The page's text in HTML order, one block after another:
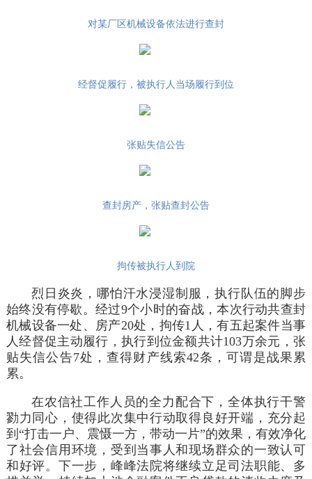
对某厂区机械设备依法进行查封
经督促履行，被执行人当场履行到位
张贴失信公告
查封房产，张贴查封公告
拘传被执行人到院
烈日炎炎，哪怕汗水浸湿制服，执行队伍的脚步
始终没有停歇。经过9个小时的奋战，本次行动共查封
机械设备一处、房产20处，拘传1人，有五起案件当事
人经督促主动履行，执行到位金额共计103万余元，张
贴失信公告7处，查得财产线索42条，可谓是战果累
累。
在农信社工作人员的全力配合下，全体执行干警
勠力同心，使得此次集中行动取得良好开端，充分起
到“打击一户、震慑一方，带动一片”的效果，有效净化
了社会信用环境，受到当事人和现场群众的一致认可
和好评。下一步，峰峰法院将继续立足司法职能、多